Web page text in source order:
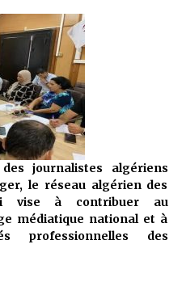
je vais tomber ! »
delà
(Un récit du Sud
journalistes algériens
le réseau algérien des
vise à contribuer au
médiatique national et à
professionnelles des